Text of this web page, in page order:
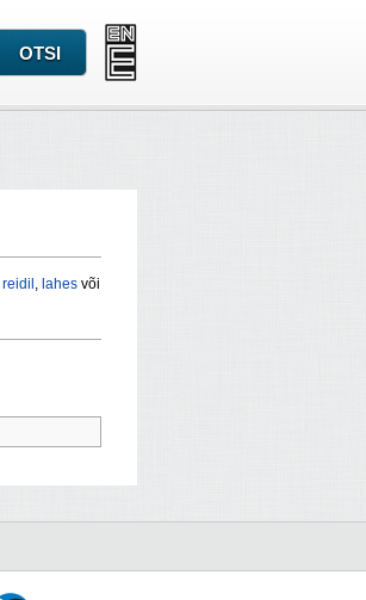
reidil , lahes või